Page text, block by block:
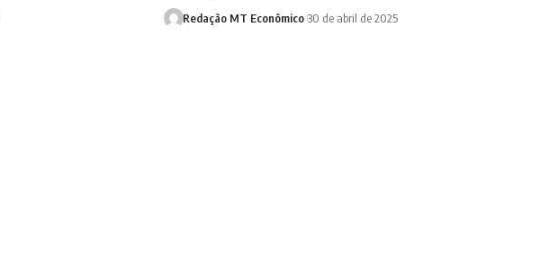
Redação MT Econômico 30 de abril de 2025